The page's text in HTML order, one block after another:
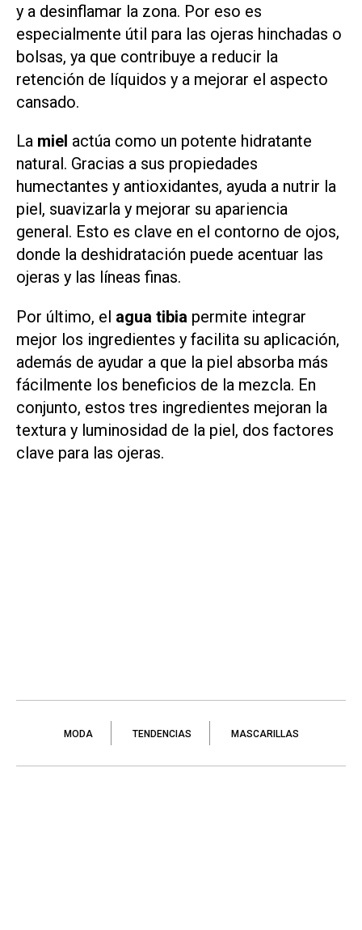
y a desinflamar la zona. Por eso es
especialmente útil para las ojeras hinchadas o
bolsas, ya que contribuye a reducir la
retención de líquidos y a mejorar el aspecto
cansado.
La miel actúa como un potente hidratante
natural. Gracias a sus propiedades
humectantes y antioxidantes, ayuda a nutrir la
piel, suavizarla y mejorar su apariencia
general. Esto es clave en el contorno de ojos,
donde la deshidratación puede acentuar las
ojeras y las líneas finas.
Por último, el agua tibia permite integrar
mejor los ingredientes y facilita su aplicación,
además de ayudar a que la piel absorba más
fácilmente los beneficios de la mezcla. En
conjunto, estos tres ingredientes mejoran la
textura y luminosidad de la piel, dos factores
clave para las ojeras.
MODA TENDENCIAS MASCARILLAS